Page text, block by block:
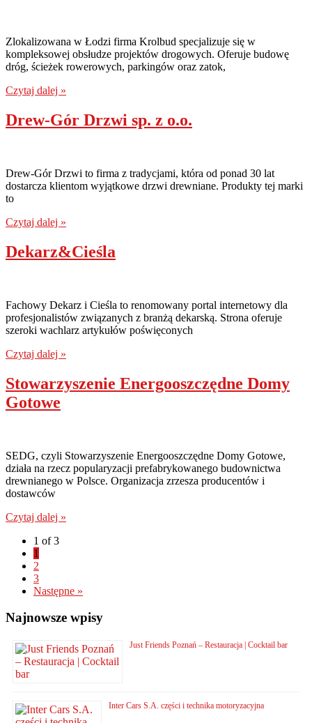
Zlokalizowana w Łodzi firma Krolbud specjalizuje się w
kompleksowej obsłudze projektów drogowych. Oferuje budowę
dróg, ścieżek rowerowych, parkingów oraz zatok,
Czytaj dalej »
Drew-Gór Drzwi sp. z o.o.
Drew-Gór Drzwi to firma z tradycjami, która od ponad 30 lat
dostarcza klientom wyjątkowe drzwi drewniane. Produkty tej marki
to
Czytaj dalej »
Dekarz&Cieśla
Fachowy Dekarz i Cieśla to renomowany portal internetowy dla
profesjonalistów związanych z branżą dekarską. Strona oferuje
szeroki wachlarz artykułów poświęconych
Czytaj dalej »
Stowarzyszenie Energooszczędne Domy
Gotowe
SEDG, czyli Stowarzyszenie Energooszczędne Domy Gotowe,
działa na rzecz popularyzacji prefabrykowanego budownictwa
drewnianego w Polsce. Organizacja zrzesza producentów i
dostawców
Czytaj dalej »
1 of 3
1
2
3
Następne »
Najnowsze wpisy
Just Friends Poznań – Restauracja | Cocktail bar
Inter Cars S.A. części i technika motoryzacyjna